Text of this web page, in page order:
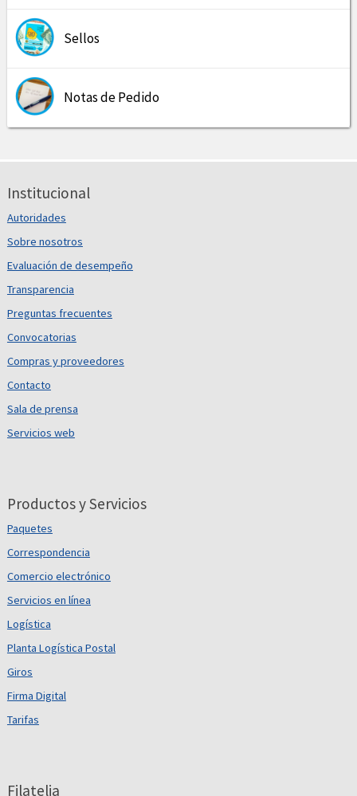
Sellos
Notas de Pedido
Institucional
Autoridades
Sobre nosotros
Evaluación de desempeño
Transparencia
Preguntas frecuentes
Convocatorias
Compras y proveedores
Contacto
Sala de prensa
Servicios web
Productos y Servicios
Paquetes
Correspondencia
Comercio electrónico
Servicios en línea
Logística
Planta Logística Postal
Giros
Firma Digital
Tarifas
Filatelia